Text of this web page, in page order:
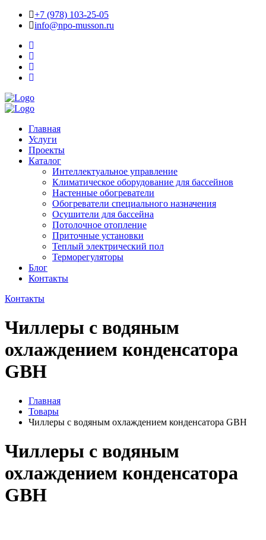
+7 (978) 103-25-05
info@npo-musson.ru
Главная
Услуги
Проекты
Каталог
Интеллектуальное управление
Климатическое оборудование для бассейнов
Настенные обогреватели
Обогреватели специального назначения
Осушители для бассейна
Потолочное отопление
Приточные установки
Теплый электрический пол
Терморегуляторы
Блог
Контакты
Контакты
Чиллеры с водяным
охлаждением конденсатора
GBH
Главная
Товары
Чиллеры с водяным охлаждением конденсатора GBH
Чиллеры с водяным
охлаждением конденсатора
GBH